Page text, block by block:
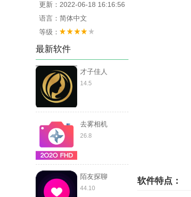
更新：2022-06-18 16:16:56
语言：简体中文
等级：
最新软件
才子佳人
14.5
去雾相机
26.8
陌友探聊
44.10
软件特点：